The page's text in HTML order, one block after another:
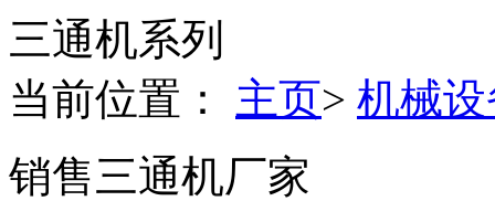
三通机系列
当前位置： 主页> 机械
销售三通机厂家